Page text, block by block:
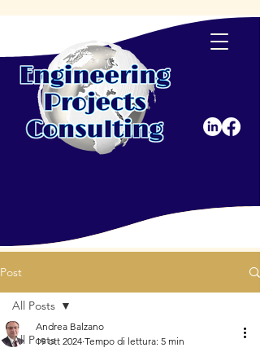
Post
All Posts
All Posts
Andrea Balzano
19 ott 2024 Tempo di lettura: 5 min